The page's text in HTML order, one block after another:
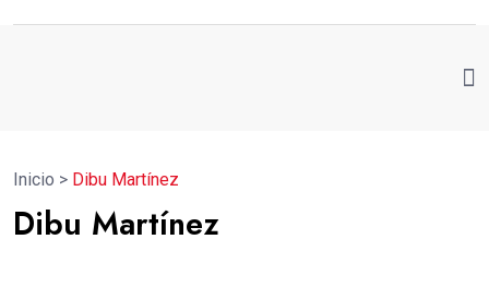
Inicio > Dibu Martínez
Dibu Martínez